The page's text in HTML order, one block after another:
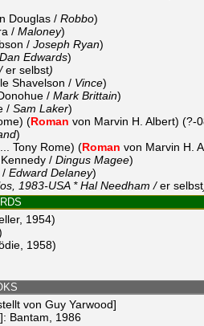
Douglas / Robbo)
/ Maloney)
/ Joseph Ryan)
Dan Edwards)
er selbst)
Shavelson / Vince)
/ Mark Brittain)
/ Sam Laker)
(Roman von Marvin H. Albert) (?-
)
Tony Rome) (Roman von Marvin H.
/ Dingus Magee)
/ Edward Delaney)
1983-USA * Hal Needham /er selbst
1954)
1958)
von Guy Yarwood]
Bantam, 1986